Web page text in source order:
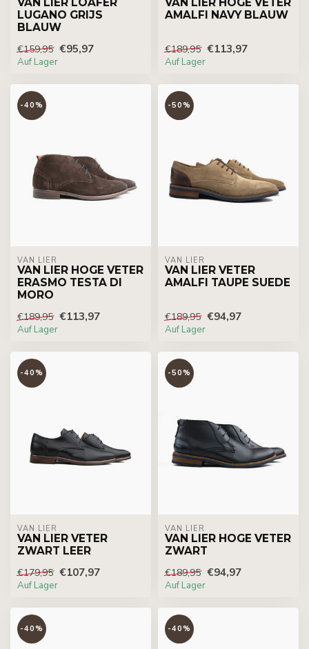
LUGANO GRIJS
BLAUW
€159,95 €95,97
Auf Lager
AMALFI NAVY BLAUW
€189,95 €113,97
Auf Lager
-40%
VAN LIER
VAN LIER HOGE VETER
ERASMO TESTA DI
MORO
€189,95 €113,97
Auf Lager
-50%
VAN LIER
VAN LIER VETER
AMALFI TAUPE SUEDE
€189,95 €94,97
Auf Lager
-40%
VAN LIER
VAN LIER VETER
ZWART LEER
€179,95 €107,97
Auf Lager
-50%
VAN LIER
VAN LIER HOGE VETER
ZWART
€189,95 €94,97
Auf Lager
-40% -40%